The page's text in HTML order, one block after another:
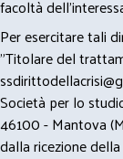
facoltà
Per esercitare tali
"Titolare del
Società per lo
46100 - Mantova
dalla ricezione